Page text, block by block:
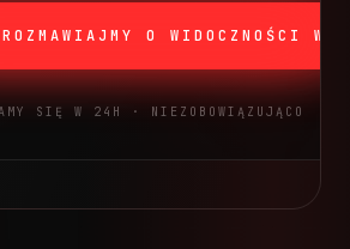
O WIDOCZNOŚCI W
SIĘ W 24H · NIEZOBOWIĄZUJĄCO